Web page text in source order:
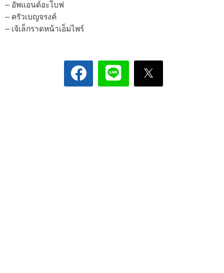
– อัพแอนด์อะโบฟ
– ครัวเบญจรงค์
– เจ้เล็กราดหน้าเอ็มไพร์